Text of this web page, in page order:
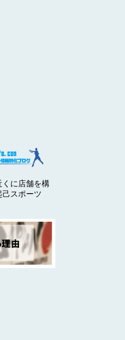
くに店舗を構
己スポーツ